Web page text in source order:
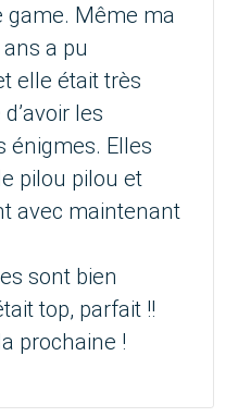
game. Même ma
a pu
elle était très
les
énigmes. Elles
pilou pilou et
avec maintenant
sont bien
top, parfait !!
prochaine !